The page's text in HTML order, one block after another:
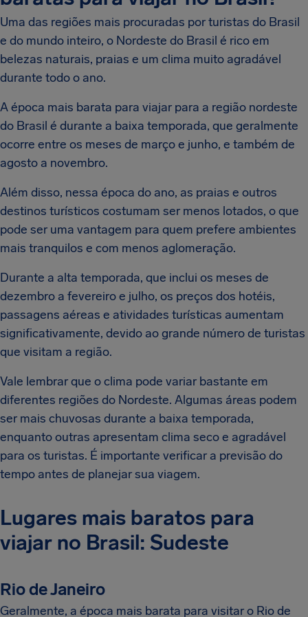
Uma das regiões mais procuradas por turistas do Brasil
e do mundo inteiro, o Nordeste do Brasil é rico em
belezas naturais, praias e um clima muito agradável
durante todo o ano.
A época mais barata para viajar para a região nordeste
do Brasil é durante a baixa temporada, que geralmente
ocorre entre os meses de março e junho, e também de
agosto a novembro.
Além disso, nessa época do ano, as praias e outros
destinos turísticos costumam ser menos lotados, o que
pode ser uma vantagem para quem prefere ambientes
mais tranquilos e com menos aglomeração.
Durante a alta temporada, que inclui os meses de
dezembro a fevereiro e julho, os preços dos hotéis,
passagens aéreas e atividades turísticas aumentam
significativamente, devido ao grande número de turistas
que visitam a região.
Vale lembrar que o clima pode variar bastante em
diferentes regiões do Nordeste. Algumas áreas podem
ser mais chuvosas durante a baixa temporada,
enquanto outras apresentam clima seco e agradável
para os turistas. É importante verificar a previsão do
tempo antes de planejar sua viagem.
Lugares mais baratos para
viajar no Brasil: Sudeste
Rio de Janeiro
Geralmente, a época mais barata para visitar o Rio de